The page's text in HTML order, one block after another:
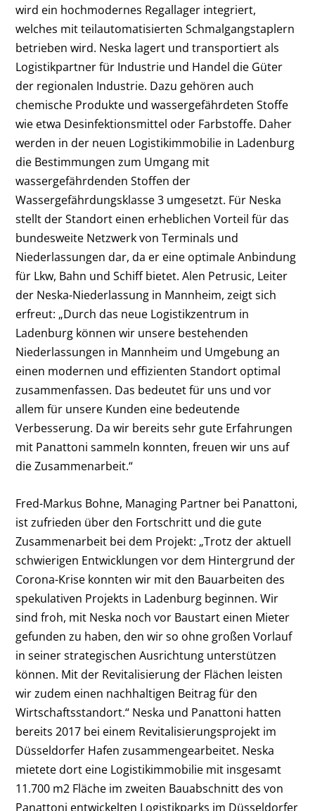
wird ein hochmodernes Regallager integriert,
welches mit teilautomatisierten Schmalgangstaplern
betrieben wird. Neska lagert und transportiert als
Logistikpartner für Industrie und Handel die Güter
der regionalen Industrie. Dazu gehören auch
chemische Produkte und wassergefährdeten Stoffe
wie etwa Desinfektionsmittel oder Farbstoffe. Daher
werden in der neuen Logistikimmobilie in Ladenburg
die Bestimmungen zum Umgang mit
wassergefährdenden Stoffen der
Wassergefährdungsklasse 3 umgesetzt. Für Neska
stellt der Standort einen erheblichen Vorteil für das
bundesweite Netzwerk von Terminals und
Niederlassungen dar, da er eine optimale Anbindung
für Lkw, Bahn und Schiff bietet. Alen Petrusic, Leiter
der Neska-Niederlassung in Mannheim, zeigt sich
erfreut: „Durch das neue Logistikzentrum in
Ladenburg können wir unsere bestehenden
Niederlassungen in Mannheim und Umgebung an
einen modernen und effizienten Standort optimal
zusammenfassen. Das bedeutet für uns und vor
allem für unsere Kunden eine bedeutende
Verbesserung. Da wir bereits sehr gute Erfahrungen
mit Panattoni sammeln konnten, freuen wir uns auf
die Zusammenarbeit.“
Fred-Markus Bohne, Managing Partner bei Panattoni,
ist zufrieden über den Fortschritt und die gute
Zusammenarbeit bei dem Projekt: „Trotz der aktuell
schwierigen Entwicklungen vor dem Hintergrund der
Corona-Krise konnten wir mit den Bauarbeiten des
spekulativen Projekts in Ladenburg beginnen. Wir
sind froh, mit Neska noch vor Baustart einen Mieter
gefunden zu haben, den wir so ohne großen Vorlauf
in seiner strategischen Ausrichtung unterstützen
können. Mit der Revitalisierung der Flächen leisten
wir zudem einen nachhaltigen Beitrag für den
Wirtschaftsstandort.“ Neska und Panattoni hatten
bereits 2017 bei einem Revitalisierungsprojekt im
Düsseldorfer Hafen zusammengearbeitet. Neska
mietete dort eine Logistikimmobilie mit insgesamt
11.700 m2 Fläche im zweiten Bauabschnitt des von
Panattoni entwickelten Logistikparks im Düsseldorfer